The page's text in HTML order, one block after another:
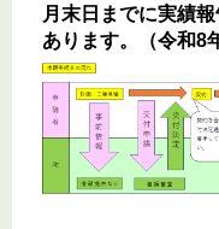
月末日 までに実績
あります。（令和8